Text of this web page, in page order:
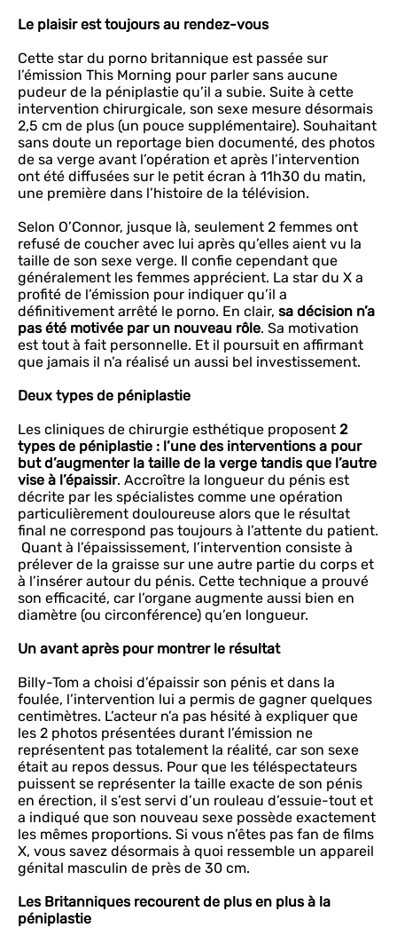
Le plaisir est toujours au rendez-vous
Cette star du porno britannique est passée sur
l’émission This Morning pour parler sans aucune
pudeur de la péniplastie qu’il a subie. Suite à cette
intervention chirurgicale, son sexe mesure désormais
2,5 cm de plus (un pouce supplémentaire). Souhaitant
sans doute un reportage bien documenté, des photos
de sa verge avant l’opération et après l’intervention
ont été diffusées sur le petit écran à 11h30 du matin,
une première dans l’histoire de la télévision.
Selon O’Connor, jusque là, seulement 2 femmes ont
refusé de coucher avec lui après qu’elles aient vu la
taille de son sexe verge. Il confie cependant que
généralement les femmes apprécient. La star du X a
profité de l’émission pour indiquer qu’il a
définitivement arrêté le porno. En clair, sa décision n’a
pas été motivée par un nouveau rôle. Sa motivation
est tout à fait personnelle. Et il poursuit en affirmant
que jamais il n’a réalisé un aussi bel investissement.
Deux types de péniplastie
Les cliniques de chirurgie esthétique proposent 2
types de péniplastie : l’une des interventions a pour
but d’augmenter la taille de la verge tandis que l’autre
vise à l’épaissir. Accroître la longueur du pénis est
décrite par les spécialistes comme une opération
particulièrement douloureuse alors que le résultat
final ne correspond pas toujours à l’attente du patient.
Quant à l’épaississement, l’intervention consiste à
prélever de la graisse sur une autre partie du corps et
à l’insérer autour du pénis. Cette technique a prouvé
son efficacité, car l’organe augmente aussi bien en
diamètre (ou circonférence) qu’en longueur.
Un avant après pour montrer le résultat
Billy-Tom a choisi d’épaissir son pénis et dans la
foulée, l’intervention lui a permis de gagner quelques
centimètres. L’acteur n’a pas hésité à expliquer que
les 2 photos présentées durant l’émission ne
représentent pas totalement la réalité, car son sexe
était au repos dessus. Pour que les téléspectateurs
puissent se représenter la taille exacte de son pénis
en érection, il s’est servi d’un rouleau d’essuie-tout et
a indiqué que son nouveau sexe possède exactement
les mêmes proportions. Si vous n’êtes pas fan de films
X, vous savez désormais à quoi ressemble un appareil
génital masculin de près de 30 cm.
Les Britanniques recourent de plus en plus à la
péniplastie